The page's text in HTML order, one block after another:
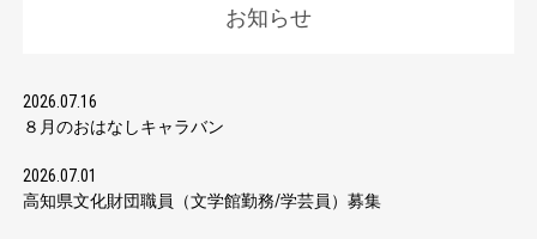
お知らせ
2026.07.16
８月のおはなしキャラバン
2026.07.01
高知県文化財団職員（文学館勤務/学芸員）募集